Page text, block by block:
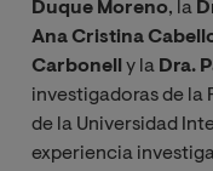
Duque Moreno, la
Ana Cristina
Carbonell y la Dra.
investigadoras de la
de la Universidad
experiencia